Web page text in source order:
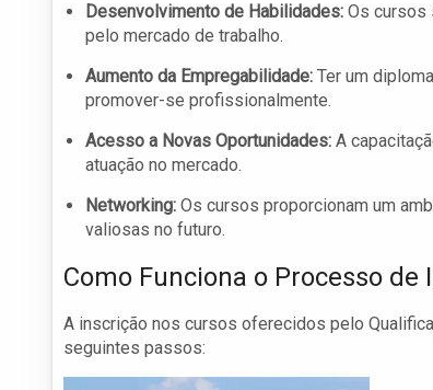
Desenvolvimento de Habilidades: Os cursos
pelo mercado de trabalho.
Aumento da Empregabilidade: Ter um
promover-se profissionalmente.
Acesso a Novas Oportunidades: A
atuação no mercado.
Networking: Os cursos proporcionam um
valiosas no futuro.
Como Funciona o Processo de
A inscrição nos cursos oferecidos pelo
seguintes passos: